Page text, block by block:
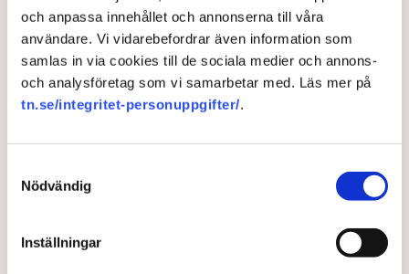
och anpassa innehållet och annonserna till våra
användare. Vi vidarebefordrar även information som
samlas in via cookies till de sociala medier och annons-
och analysföretag som vi samarbetar med. Läs mer på
tn.se/integritet-personuppgifter/.
Nödvändig
Inställningar
Succéprojektet ledde dem till
anställning i Sverige: ”Mycket
bättre sätt att söka jobb”